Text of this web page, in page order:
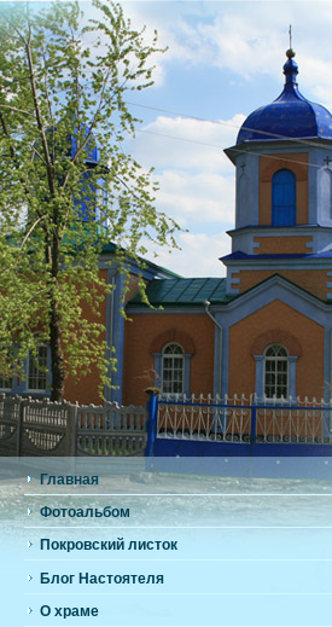
Главная
Фотоальбом
Покровский листок
Блог Настоятеля
О храме